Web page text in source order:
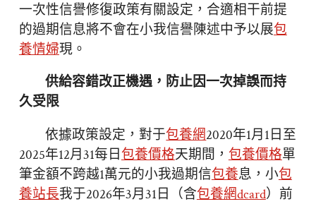
一次性信譽修復政策有關設定，合適相干前提
的過期信息將不會在小我信譽陳述中予以展包
養情婦現。
供給容錯改正機遇，防止因一次掉誤而持
久受限
依據政策設定，對于包養網2020年1月1日至
2025年12月31每日包養價格天期間，包養價格單
筆金額不跨越1萬元的小我過期信包養息，小包
養站長我于2026年3月31日（含包養網dcard）前